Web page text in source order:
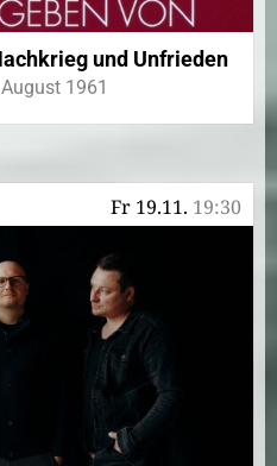
und Unfrieden
1961
Fr 19.11. 19:30